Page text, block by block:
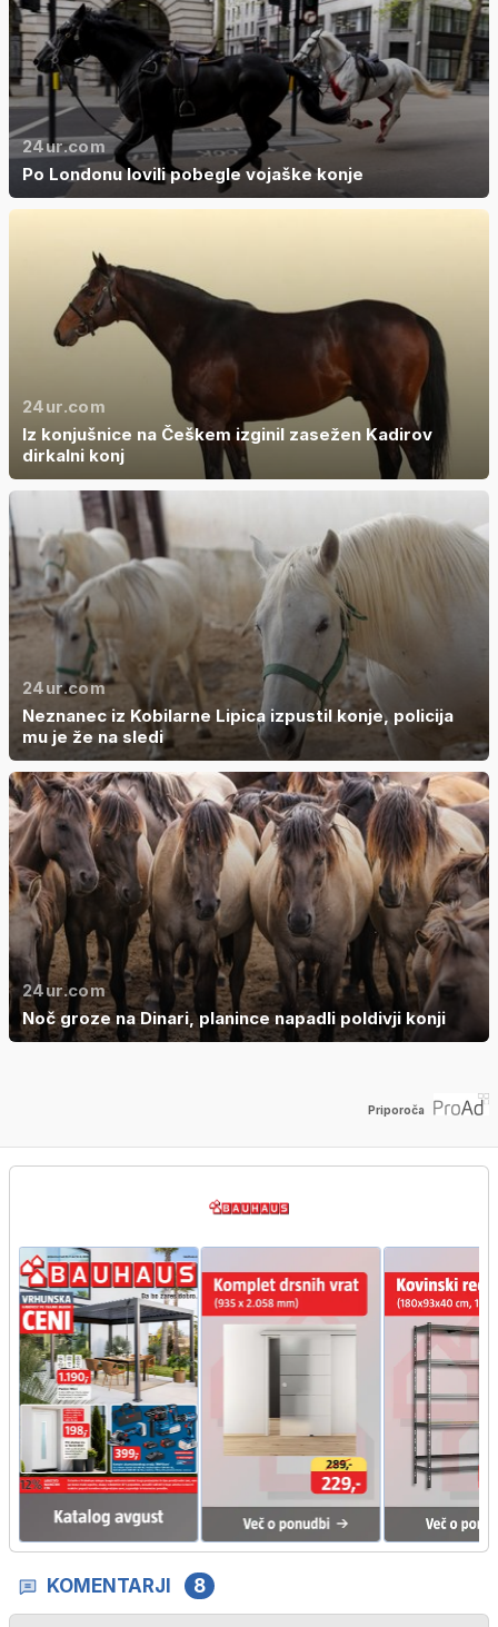
24ur.com
Po Londonu lovili pobegle vojaške konje
24ur.com
Iz konjušnice na Češkem izginil zasežen Kadirov
dirkalni konj
24ur.com
Neznanec iz Kobilarne Lipica izpustil konje, policija
mu je že na sledi
24ur.com
Noč groze na Dinari, planince napadli poldivji konji
Priporoča
KOMENTARJI 8